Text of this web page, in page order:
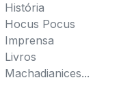
História
Hocus Pocus
Imprensa
Livros
Machadianices...